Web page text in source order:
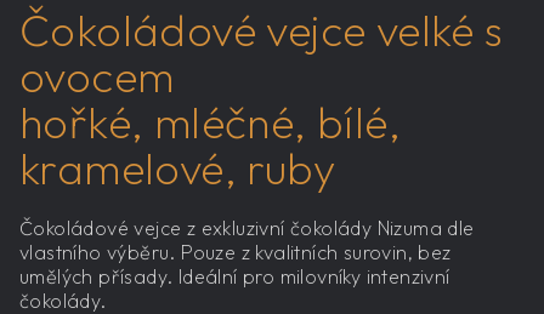
Čokoládové vejce velké s
ovocem
hořké, mléčné, bílé,
kramelové, ruby
Čokoládové vejce z exkluzivní čokolády Nizuma dle
vlastního výběru. Pouze z kvalitních surovin, bez
umělých přísady. Ideální pro milovníky intenzivní
čokolády.